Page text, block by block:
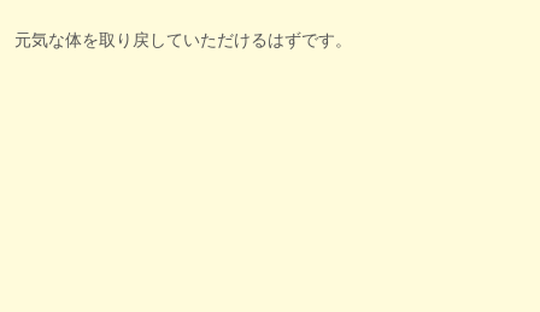
元気な体を取り戻していただけるはずです。